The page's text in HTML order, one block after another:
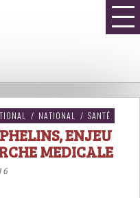
/ NATIONAL / SANTÉ
ENJEU
MEDICALE